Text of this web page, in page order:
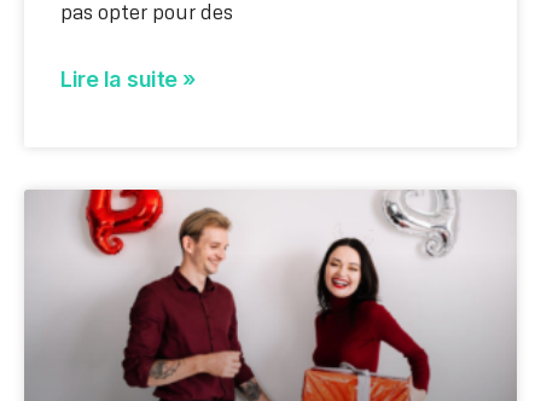
pas opter pour des
Lire la suite »